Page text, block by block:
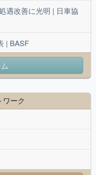
遇改善に光明 | 日車協
| BASF
ワーク